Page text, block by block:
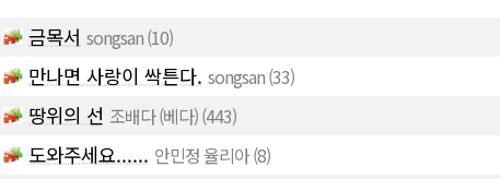
금목서 songsan(10)
만나면 사랑이 싹튼다. songsan(33)
땅위의 선 조배다 (베다)(443)
도와주세요...... 안민정 율리아(8)